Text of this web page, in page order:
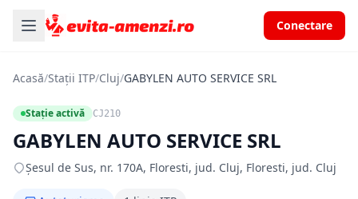
Conectare
Acasă/Stații ITP/Cluj/GABYLEN AUTO SERVICE SRL
Stație activă CJ210
GABYLEN AUTO SERVICE SRL
Șesul de Sus, nr. 170A, Floresti, jud. Cluj, Floresti, jud. Cluj